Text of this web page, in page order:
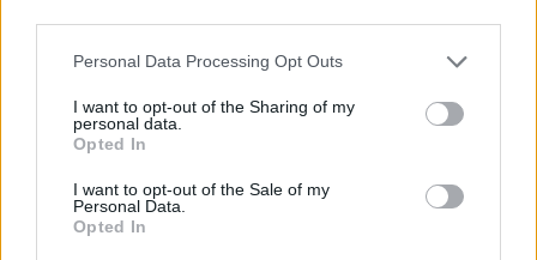
Please note that this website/app uses one or more Google
not limited to your visit or usage behaviour. You may click to
grant or deny consent to Google and its third-party tags to
use your data for below specified purposes in below Google
consent section.
Personal Data Processing Opt Outs
I want to opt-out of the Sharing of my
personal data.
Opted In
I want to opt-out of the Sale of my
Personal Data.
Opted In